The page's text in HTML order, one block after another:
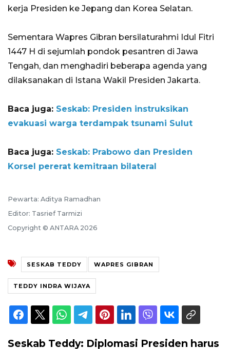
kerja Presiden ke Jepang dan Korea Selatan.
Sementara Wapres Gibran bersilaturahmi Idul Fitri
1447 H di sejumlah pondok pesantren di Jawa
Tengah, dan menghadiri beberapa agenda yang
dilaksanakan di Istana Wakil Presiden Jakarta.
Baca juga: Seskab: Presiden instruksikan
evakuasi warga terdampak tsunami Sulut
Baca juga: Seskab: Prabowo dan Presiden
Korsel pererat kemitraan bilateral
Pewarta: Aditya Ramadhan
Editor: Tasrief Tarmizi
Copyright © ANTARA 2026
SESKAB TEDDY WAPRES GIBRAN
TEDDY INDRA WIJAYA
Seskab Teddy: Diplomasi Presiden harus